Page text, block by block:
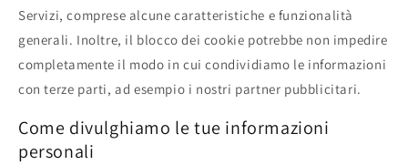
Servizi, comprese alcune caratteristiche e funzionalità
generali. Inoltre, il blocco dei cookie potrebbe non impedire
completamente il modo in cui condividiamo le informazioni
con terze parti, ad esempio i nostri partner pubblicitari.
Come divulghiamo le tue informazioni
personali